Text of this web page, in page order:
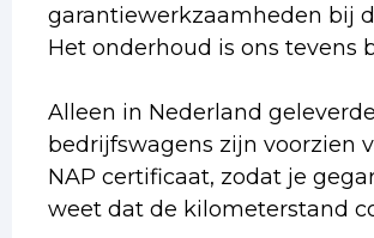
garantiewerkzaamheden bij
Het onderhoud is ons tevens
Alleen in Nederland geleverde
bedrijfswagens zijn voorzien
NAP certificaat, zodat je
weet dat de kilometerstand